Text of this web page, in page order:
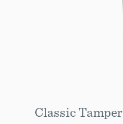
Classic Tamper